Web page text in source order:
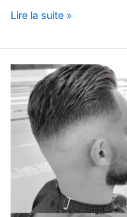
Lire la suite »
Barber
Avant
–
Après